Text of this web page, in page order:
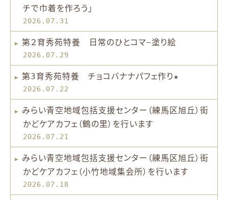
チで巾着を作ろう」
2026.07.31
第２育秀苑特養 日常のひとコマ~塗り絵
2026.07.29
第3育秀苑特養 チョコバナナパフェ作り★
2026.07.22
みらい青空地域包括支援センター（練馬区旭丘）街
かどケアカフェ（鶴の里）を行います
2026.07.21
みらい青空地域包括支援センター（練馬区旭丘）街
かどケアカフェ（小竹地域集会所）を行います
2026.07.18